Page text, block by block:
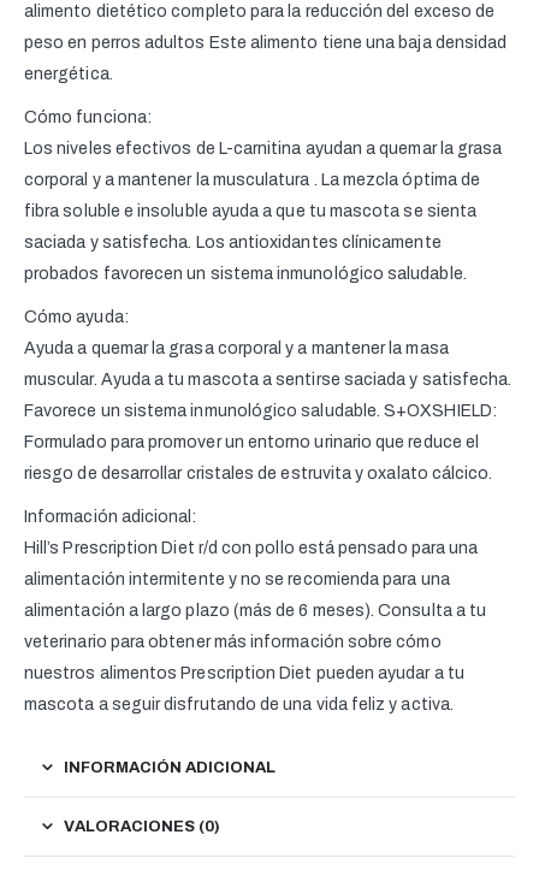
alimento dietético completo para la reducción del exceso de
peso en perros adultos Este alimento tiene una baja densidad
energética.
Cómo funciona:
Los niveles efectivos de L-carnitina ayudan a quemar la grasa
corporal y a mantener la musculatura . La mezcla óptima de
fibra soluble e insoluble ayuda a que tu mascota se sienta
saciada y satisfecha. Los antioxidantes clínicamente
probados favorecen un sistema inmunológico saludable.
Cómo ayuda:
Ayuda a quemar la grasa corporal y a mantener la masa
muscular. Ayuda a tu mascota a sentirse saciada y satisfecha.
Favorece un sistema inmunológico saludable. S+OXSHIELD:
Formulado para promover un entorno urinario que reduce el
riesgo de desarrollar cristales de estruvita y oxalato cálcico.
Información adicional:
Hill’s Prescription Diet r/d con pollo está pensado para una
alimentación intermitente y no se recomienda para una
alimentación a largo plazo (más de 6 meses). Consulta a tu
veterinario para obtener más información sobre cómo
nuestros alimentos Prescription Diet pueden ayudar a tu
mascota a seguir disfrutando de una vida feliz y activa.
INFORMACIÓN ADICIONAL
VALORACIONES (0)